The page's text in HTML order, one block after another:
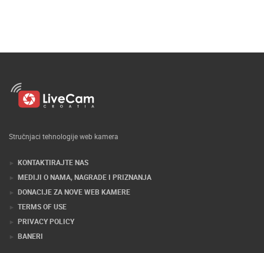
Stručnjaci tehnologije web kamera
KONTAKTIRAJTE NAS
MEDIJI O NAMA, NAGRADE I PRIZNANJA
DONACIJE ZA NOVE WEB KAMERE
TERMS OF USE
PRIVACY POLICY
BANERI